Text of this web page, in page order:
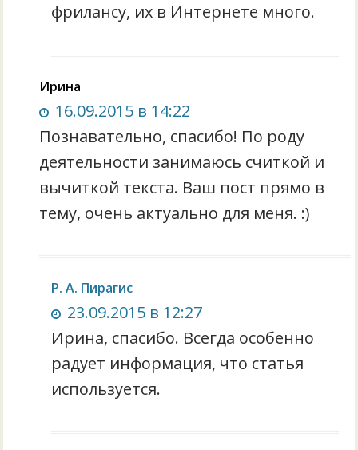
фрилансу, их в Интернете много.
Ирина
16.09.2015 в 14:22
Познавательно, спасибо! По роду
деятельности занимаюсь считкой и
вычиткой текста. Ваш пост прямо в
тему, очень актуально для меня. :)
Р. А. Пирагис
23.09.2015 в 12:27
Ирина, спасибо. Всегда особенно
радует информация, что статья
используется.